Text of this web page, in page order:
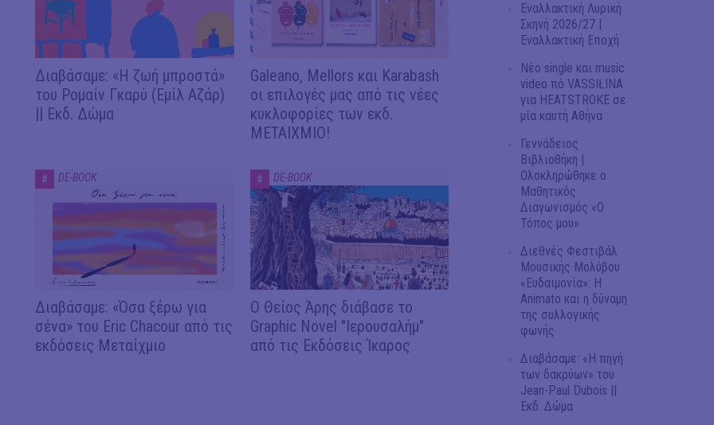
Διαβάσαμε: «Η ζωή μπροστά»
του Ρομαίν Γκαρύ (Εμίλ Αζάρ)
|| Εκδ. Δώμα
Galeano, Mellors και Karabash
οι επιλογές μας από τις νέες
κυκλοφορίες των εκδ.
ΜΕΤΑΙΧΜΙΟ!
# DE-BOOK
Διαβάσαμε: «Όσα ξέρω για
σένα» του Eric Chacour από τις
εκδόσεις Μεταίχμιο
# DE-BOOK
Ο Θείος Άρης διάβασε το
Graphic Novel "Ιερουσαλήμ"
από τις Εκδόσεις Ίκαρος
Εναλλακτική Λυρική
Σκηνή 2026/27 |
Εναλλακτική Εποχή
Νέο single και music
video πό VASSIŁINA
για HEATSTROKE σε
μία καυτή Αθήνα
Γεννάδειος
Βιβλιοθήκη |
Ολοκληρώθηκε ο
Μαθητικός
Διαγωνισμός «Ο
Τόπος μου»
Διεθνές Φεστιβάλ
Μουσικής Μολύβου
«Ευδαιμονία»: Η
Animato και η δύναμη
της συλλογικής
φωνής
Διαβάσαμε: «Η πηγή
των δακρύων» του
Jean-Paul Dubois ||
Εκδ. Δώμα